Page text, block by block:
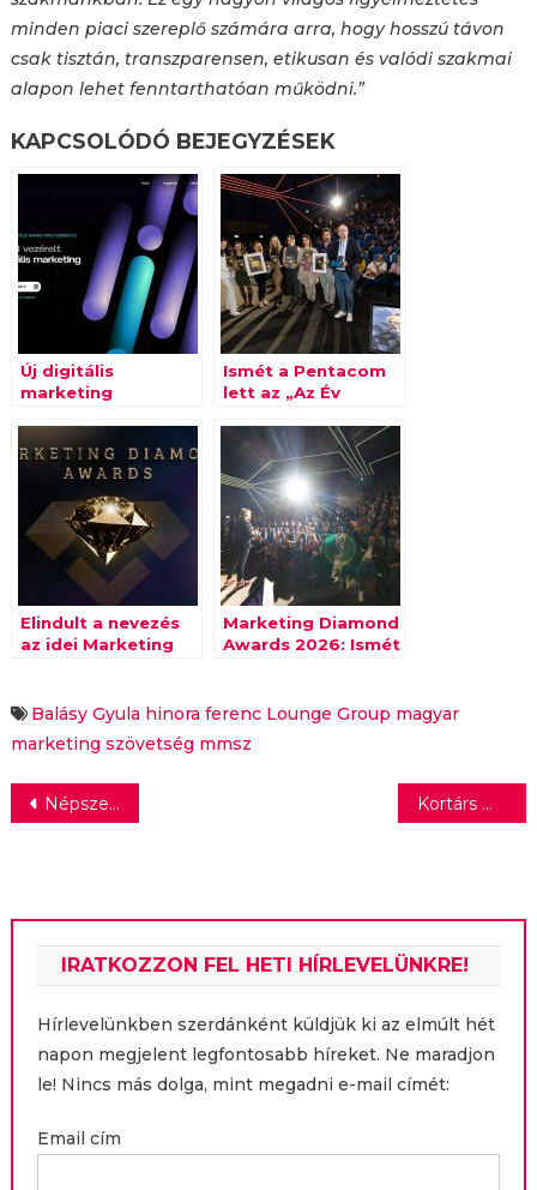
minden piaci szereplő számára arra, hogy hosszú távon
csak tisztán, transzparensen, etikusan és valódi szakmai
alapon lehet fenntarthatóan működni.”
KAPCSOLÓDÓ BEJEGYZÉSEK
Új digitális
marketing
szervez a Magyar
Marketing
Szövetség
Ismét a Pentacom
lett az „Az Év
Billingo
Technologies Zrt.
pedig „Az Év
Vállalata”!
Elindult a nevezés
az idei Marketing
Marketing Diamond
Awards 2026: Ismét
Billingo
Az Év Vállalata!
Balásy Gyula hinora ferenc Lounge Group magyar
marketing szövetség mmsz
Bejegyzés
Népszerű pékáru termékek lettek olcsóbbak a SPAR-nál Kortárs magyar irodalom a fókuszban: összeállt az Esterházy Irodalmi Díj 2026. évi shortlistje
IRATKOZZON FEL HETI HÍRLEVELÜNKRE!
Hírlevelünkben szerdánként küldjük ki az elmúlt hét
napon megjelent legfontosabb híreket. Ne maradjon
le! Nincs más dolga, mint megadni e-mail címét:
Email cím